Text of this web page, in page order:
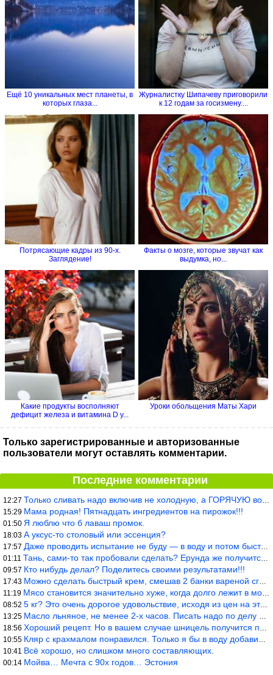
Ещё 10 уникальных мест планеты, в
которых глаза...
Журналистку Шипачеву приговорили
к 12 годам за госизмену....
Потрясающие кадры из 90-х.
Заглядение!
Факты о мозге, которые звучат как
выдумка, но...
Какие продукты восполняют
дефицит железа и витамина D у...
Уроки обольщения Маты Хари
Только зарегистрированные и авторизованные
пользователи могут оставлять комментарии.
Последние комментарии
12:27 Только сливать надо включив не холодную, а ГОРЯЧУЮ воду. Трубы в
15:29 Мама родная! Пятнадцать ингредиентов на пирожок!!!
01:50 Я люблю что б лаваш промок.
18:03 А уксус-то столовый или эссенция?
17:57 Даже проводить испытание не буду — в воду и потом быстро в раска
01:11 Тань, сами-то так пробовали сделать? Ерунда же получится. Нет, с
09:57 Кто нибудь делал? Поделитесь своими результатами!!!
17:43 Можно сделать быстрый крем, смешав 2 банки вареной сгущенки со с
11:19 Мясо становится значительно хуже, когда долго лежит в морозилке
08:52 5 кг? Это очень дорогое удовольствие, исходя из цен на эту ягоду
13:25 Масло льняное, не менее 2-х часов. Писать надо по делу и подробн
18:56 Хороший рецепт. Но в вашем случае шницель получится парено-варен
10:55 Кляр с крахмалом понравился. Только я бы в воду добавил бы молок
10:41 Всё хорошо, но слишком много составляющих.
00:14 Мойва… Мечта с 90х годов… Эстония